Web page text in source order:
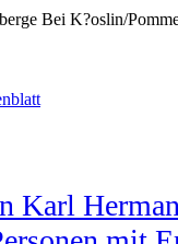
Bei K?oslin/
Karl